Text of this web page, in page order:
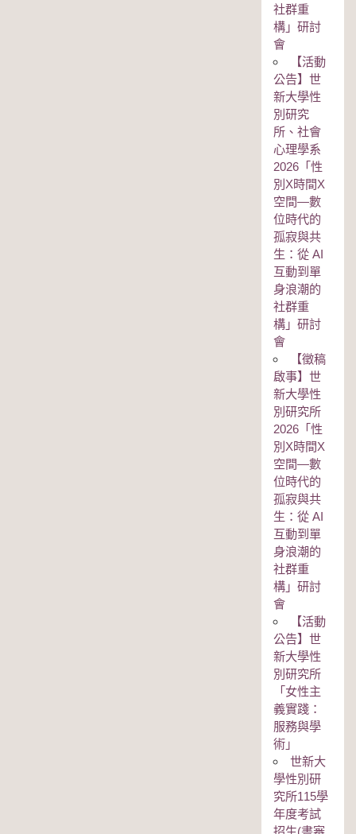
社群重
構」研討
會
【活動
公告】世
新大學性
別研究
所、社會
心理學系
2026「性
別Χ時間Χ
空間—數
位時代的
孤寂與共
生：從 AI
互動到單
身浪潮的
社群重
構」研討
會
【徵稿
啟事】世
新大學性
別研究所
2026「性
別Χ時間Χ
空間—數
位時代的
孤寂與共
生：從 AI
互動到單
身浪潮的
社群重
構」研討
會
【活動
公告】世
新大學性
別研究所
「女性主
義實踐：
服務與學
術」
世新大
學性別研
究所115學
年度考試
招生(書審